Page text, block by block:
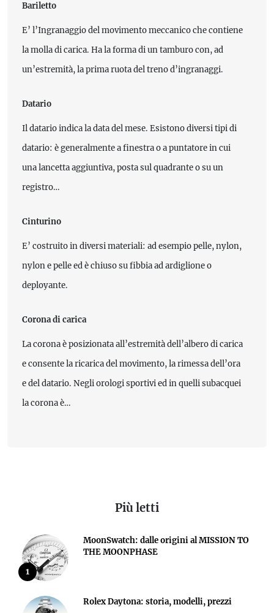
Bariletto
E’ l’Ingranaggio del movimento meccanico che contiene
la molla di carica. Ha la forma di un tamburo con, ad
un’estremità, la prima ruota del treno d’ingranaggi.
Datario
Il datario indica la data del mese. Esistono diversi tipi di
datario: è generalmente a finestra o a puntatore in cui
una lancetta aggiuntiva, posta sul quadrante o su un
registro…
Cinturino
E’ costruito in diversi materiali: ad esempio pelle, nylon,
nylon e pelle ed è chiuso su fibbia ad ardiglione o
deployante.
Corona di carica
La corona è posizionata all’estremità dell’albero di carica
e consente la ricarica del movimento, la rimessa dell’ora
e del datario. Negli orologi sportivi ed in quelli subacquei
la corona è…
Più letti
1
MoonSwatch: dalle origini al MISSION TO
THE MOONPHASE
Rolex Daytona: storia, modelli, prezzi